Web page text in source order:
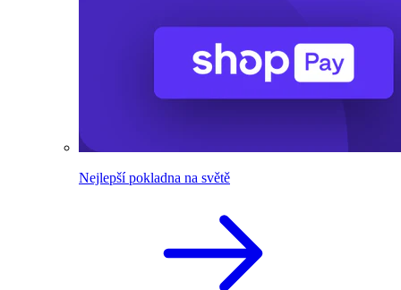
Nejlepší pokladna na světě